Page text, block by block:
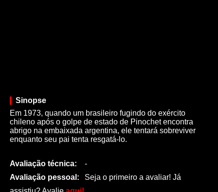
Sinopse
Em 1973, quando um brasileiro fugindo do exército
chileno após o golpe de estado de Pinochet encontra
abrigo na embaixada argentina, ele tentará sobreviver
enquanto seu pai tenta resgatá-lo.
Avaliação técnica:
-
Avaliação pessoal:
Seja o primeiro a avaliar! Já